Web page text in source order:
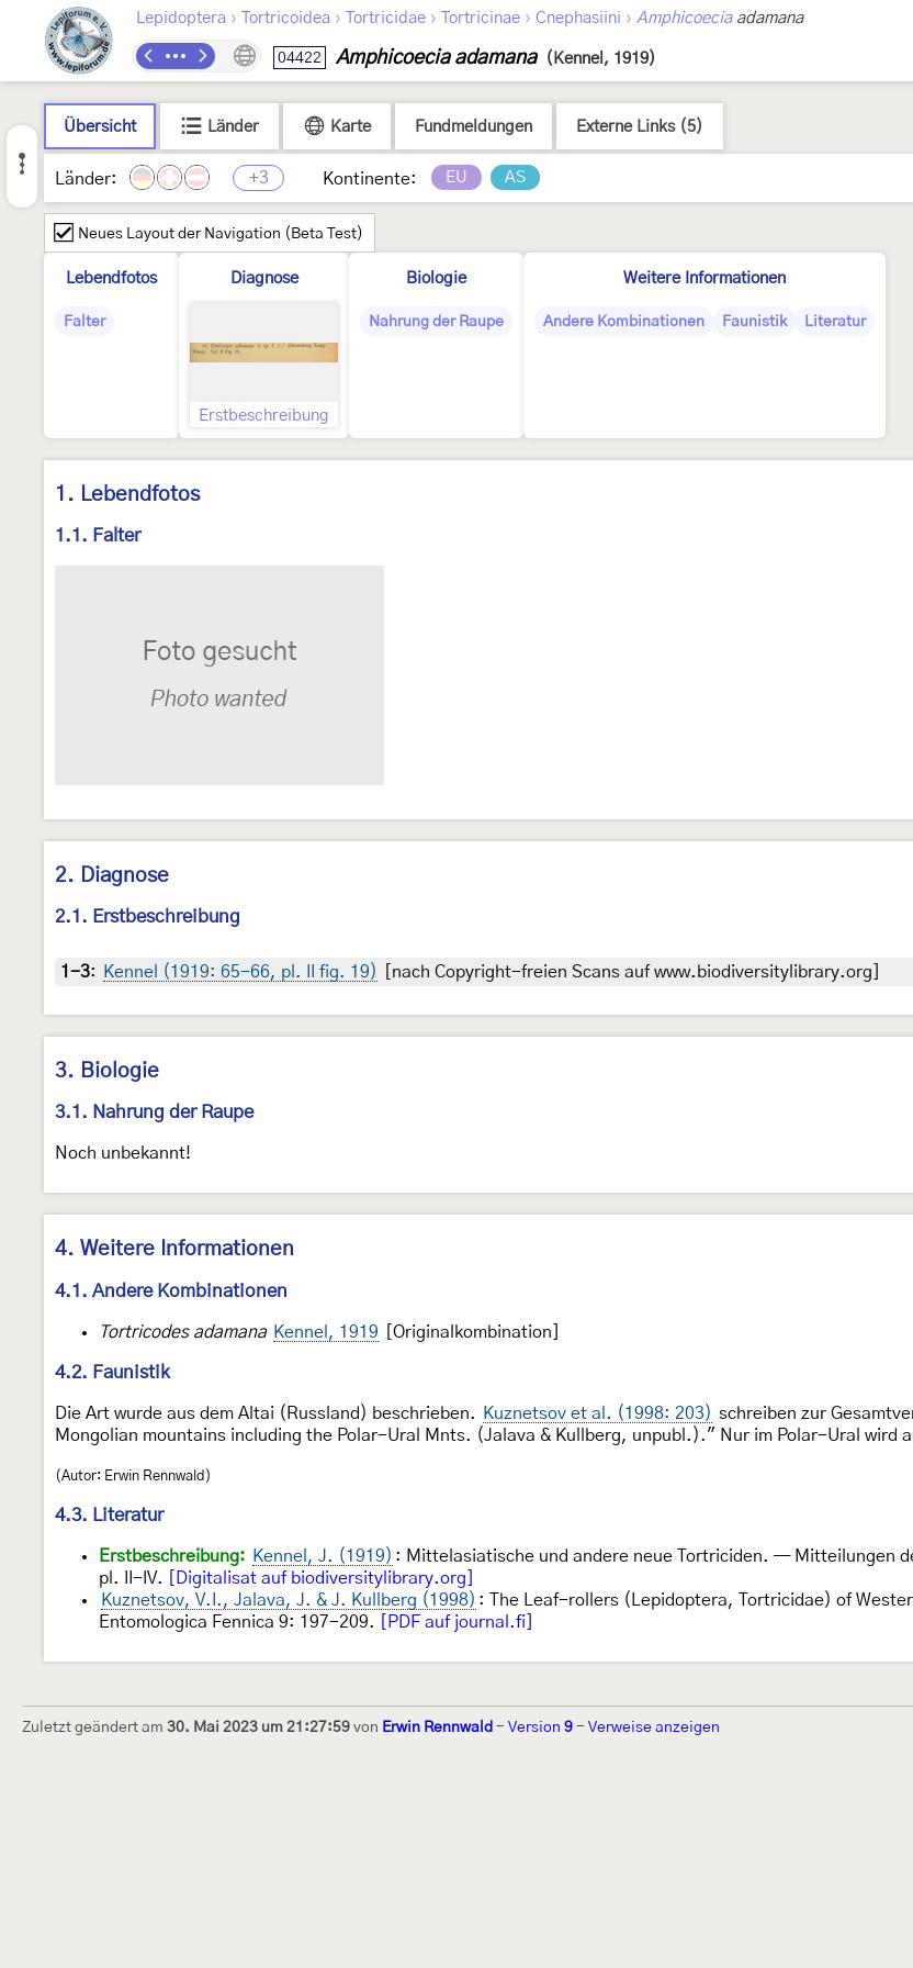
Lepidoptera › Tortricoidea › Tortricidae › Tortricinae › Cnephasiini › Amphicoeciaadamana
04422 Amphicoecia adamana (Kennel, 1919)
Übersicht Länder Karte Fundmeldungen Externe Links (5)
Länder: +3 Kontinente: EU AS
Neues Layout der Navigation (Beta Test)
Lebendfotos
Falter
Diagnose
Erstbeschreibung
Biologie
Nahrung der Raupe
Weitere Informationen
Andere Kombinationen Faunistik Literatur
1. Lebendfotos
1.1. Falter
2. Diagnose
2.1. Erstbeschreibung
1-3: Kennel (1919: 65-66, pl. II fig. 19) [nach Copyright-freien Scans auf www.biodiversitylibrary.org]
3. Biologie
3.1. Nahrung der Raupe
Noch unbekannt!
4. Weitere Informationen
4.1. Andere Kombinationen
Tortricodes adamana Kennel, 1919 [Originalkombination]
4.2. Faunistik
Die Art wurde aus dem Altai (Russland) beschrieben. Kuznetsov et al. (1998: 203) schreiben zur
Mongolian mountains including the Polar-Ural Mnts. (Jalava & Kullberg, unpubl.)." Nur im Polar-Ural wird
(Autor: Erwin Rennwald)
4.3. Literatur
Erstbeschreibung: Kennel, J. (1919) : Mittelasiatische und andere neue Tortriciden. — Mitteilungen
pl. II-IV.
[Digitalisat auf biodiversitylibrary.org]
Kuznetsov, V.I., Jalava, J. & J. Kullberg (1998) : The Leaf-rollers (Lepidoptera, Tortricidae) of
Entomologica Fennica 9: 197-209.
[PDF auf journal.fi]
Zuletzt geändert am 30. Mai 2023 um 21:27:59 von Erwin Rennwald - Version 9 - Verweise anzeigen